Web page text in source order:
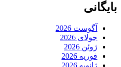
بایگانی
آگوست 2026
جولای 2026
ژوئن 2026
فوریه 2026